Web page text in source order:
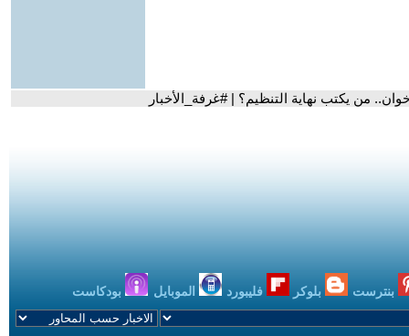
من يكتب نهاية التنظيم؟ | #غرفة_الأخبار
بنترست بلوكر فليبورد الموبايل بودكاست